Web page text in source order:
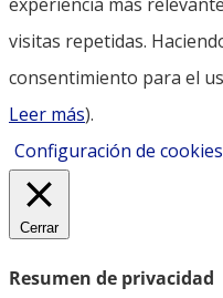
experiencia más
visitas repetidas.
consentimiento para el
Leer más).
Configuración de cookies
Cerrar
Resumen de privacidad